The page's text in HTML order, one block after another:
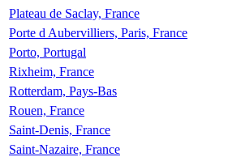
Plateau de Saclay, France
Porte d Aubervilliers, Paris, France
Porto, Portugal
Rixheim, France
Rotterdam, Pays-Bas
Rouen, France
Saint-Denis, France
Saint-Nazaire, France